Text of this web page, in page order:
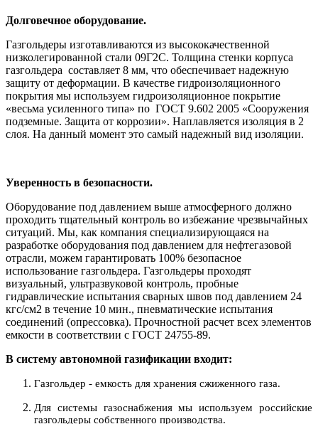
Долговечное оборудование.
Газгольдеры изготавливаются из высококачественной
низколегированной стали 09Г2С. Толщина стенки корпуса
газгольдера составляет 8 мм, что обеспечивает надежную
защиту от деформации. В качестве гидроизоляционного
покрытия мы используем гидроизоляционное покрытие
«весьма усиленного типа» по ГОСТ 9.602 2005 «Сооружения
подземные. Защита от коррозии». Наплавляется изоляция в 2
слоя. На данный момент это самый надежный вид изоляции.
Уверенность в безопасности.
Оборудование под давлением выше атмосферного должно
проходить тщательный контроль во избежание чрезвычайных
ситуаций. Мы, как компания специализирующаяся на
разработке оборудования под давлением для нефтегазовой
отрасли, можем гарантировать 100% безопасное
использование газгольдера. Газгольдеры проходят
визуальный, ультразвуковой контроль, пробные
гидравлические испытания сварных швов под давлением 24
кгс/см2 в течение 10 мин., пневматические испытания
соединений (опрессовка). Прочностной расчет всех элементов
емкости в соответствии с ГОСТ 24755-89.
В систему автономной газификации входит:
Газгольдер - емкость для хранения сжиженного газа.
Для системы газоснабжения мы используем российские
газгольдеры собственного производства.